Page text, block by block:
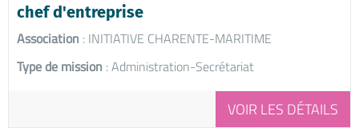
chef d'entreprise
Association : INITIATIVE CHARENTE-MARITIME
Type de mission : Administration-Secrétariat
VOIR LES DÉTAILS